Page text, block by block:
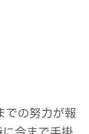
の努力が報